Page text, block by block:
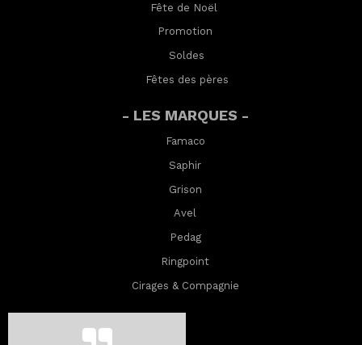
Fête de Noël
Promotion
Soldes
Fêtes des pères
- LES MARQUES -
Famaco
Saphir
Grison
Avel
Pedag
Ringpoint
Cirages & Compagnie